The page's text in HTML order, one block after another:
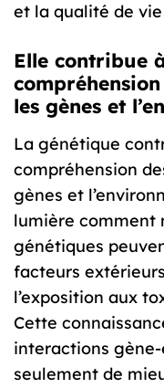
et la qualité de
Elle contribue
les gènes et
La génétique
compréhension
gènes et
lumière comment
génétiques
facteurs
l’exposition aux
Cette
interactions
seulement de